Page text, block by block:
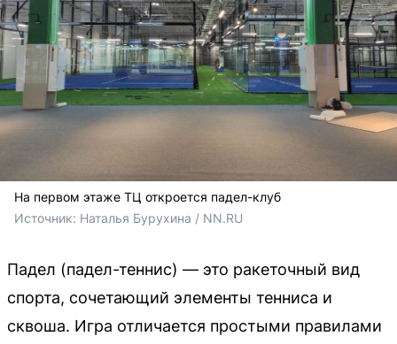
На первом этаже ТЦ откроется падел-клуб
Источник: Наталья Бурухина / NN.RU
Падел (падел-теннис) — это ракеточный вид
спорта, сочетающий элементы тенниса и
сквоша. Игра отличается простыми правилами